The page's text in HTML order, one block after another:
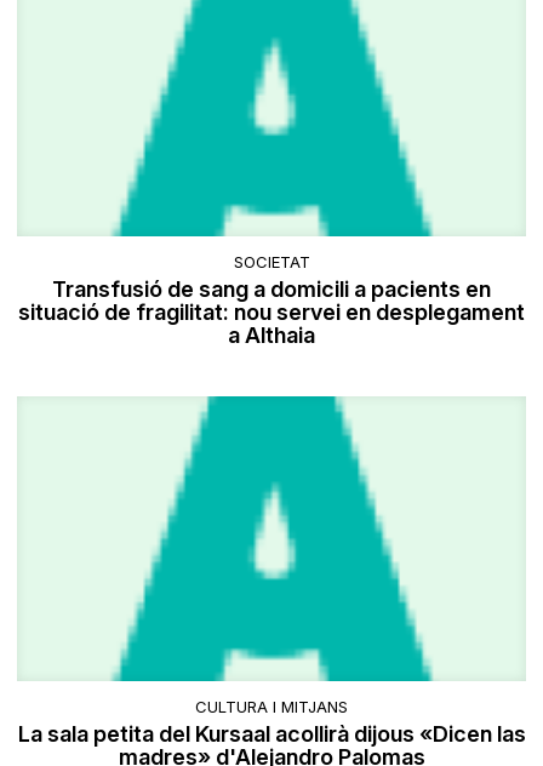
SOCIETAT
Transfusió de sang a domicili a pacients en
situació de fragilitat: nou servei en desplegament
a Althaia
CULTURA I MITJANS
La sala petita del Kursaal acollirà dijous «Dicen las
madres» d'Alejandro Palomas